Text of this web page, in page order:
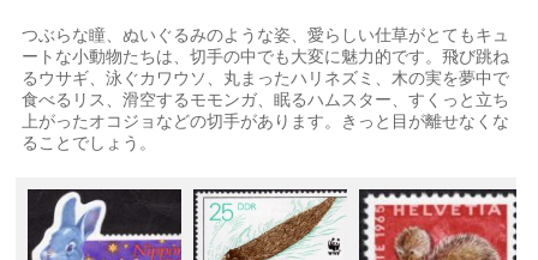
つぶらな瞳、ぬいぐるみのような姿、愛らしい仕草がとてもキュ
ートな小動物たちは、切手の中でも大変に魅力的です。飛び跳ね
るウサギ、泳ぐカワウソ、丸まったハリネズミ、木の実を夢中で
食べるリス、滑空するモモンガ、眠るハムスター、すくっと立ち
上がったオコジョなどの切手があります。きっと目が離せなくな
ることでしょう。